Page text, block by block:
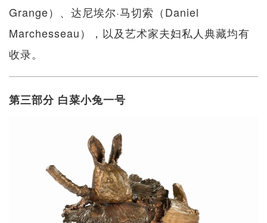
Grange）、达尼埃尔·马切索（Daniel
Marchesseau），以及艺术家夫妇私人典藏均有
收录。
第三部分 白菜小兔一号